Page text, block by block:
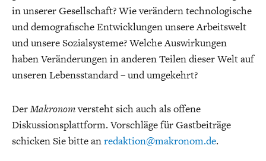
in unserer Gesellschaft? Wie verändern technologische
und demografische Entwicklungen unsere Arbeitswelt
und unsere Sozialsysteme? Welche Auswirkungen
haben Veränderungen in anderen Teilen dieser Welt auf
unseren Lebensstandard – und umgekehrt?
DerMakronomversteht sich auch als offene
Diskussionsplattform. Vorschläge für Gastbeiträge
schicken Sie bitte anredaktion@makronom.de.